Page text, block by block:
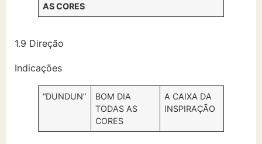
AS CORES
1.9 Direção
Indicações
“DUNDUN”
BOM DIA
TODAS AS
CORES
A CAIXA DA
INSPIRAÇÃO